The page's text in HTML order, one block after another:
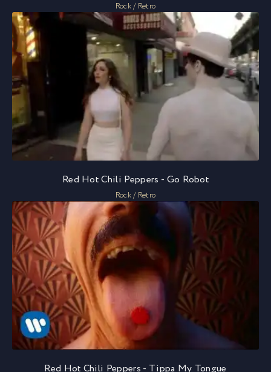
Rock / Retro
Red Hot Chili Peppers - Go Robot
Rock / Retro
Red Hot Chili Peppers - Tippa My Tongue